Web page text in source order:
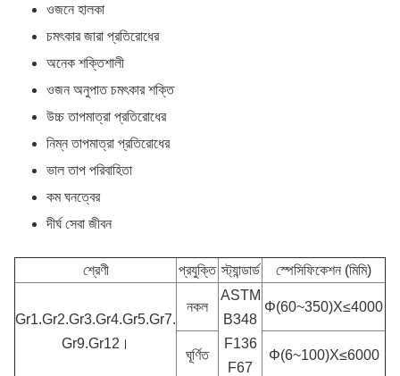
ওজনে হালকা
চমৎকার জারা প্রতিরোধের
অনেক শক্তিশালী
ওজন অনুপাত চমৎকার শক্তি
উচ্চ তাপমাত্রা প্রতিরোধের
নিম্ন তাপমাত্রা প্রতিরোধের
ভাল তাপ পরিবাহিতা
কম ঘনত্বের
দীর্ঘ সেবা জীবন
শ্রেণী প্রযুক্তি স্ট্যান্ডার্ড স্পেসিফিকেশন (মিমি)
Gr1.Gr2.Gr3.Gr4.Gr5.Gr7.
Gr9.Gr12।
নকল
ASTM
B348
F136
F67
Φ(60~350)X≤4000
ঘূর্ণিত Φ(6~100)X≤6000